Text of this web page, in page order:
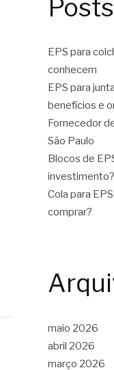
EPS para
conhecem
EPS para
benefícios e
Fornecedor
São Paulo
Blocos de
investimento?
Cola para
comprar?
maio 2026
abril 2026
março 2026